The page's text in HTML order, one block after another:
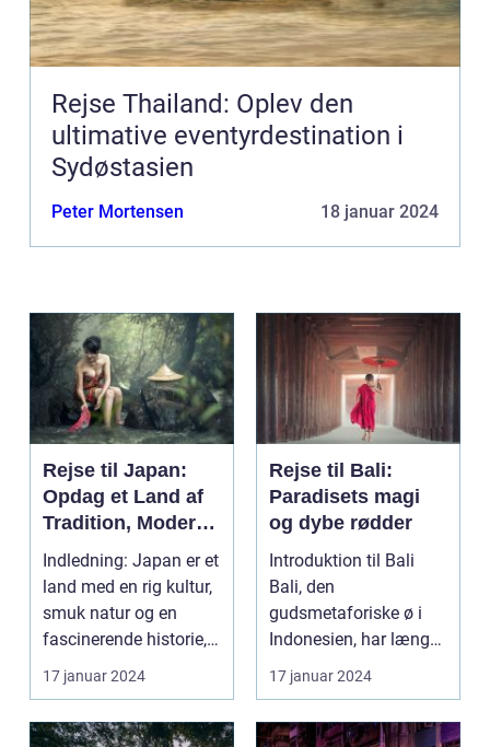
Rejse Thailand: Oplev den
ultimative eventyrdestination i
Sydøstasien
Peter Mortensen 18 januar 2024
Rejse til Japan:
Opdag et Land af
Tradition, Moderne
og Eventyr
Indledning: Japan er et
land med en rig kultur,
smuk natur og en
fascinerende historie,
der strækker...
17 januar 2024
Rejse til Bali:
Paradisets magi
og dybe rødder
Introduktion til Bali
Bali, den
gudsmetaforiske ø i
Indonesien, har længe
været kendt som et af
verd...
17 januar 2024